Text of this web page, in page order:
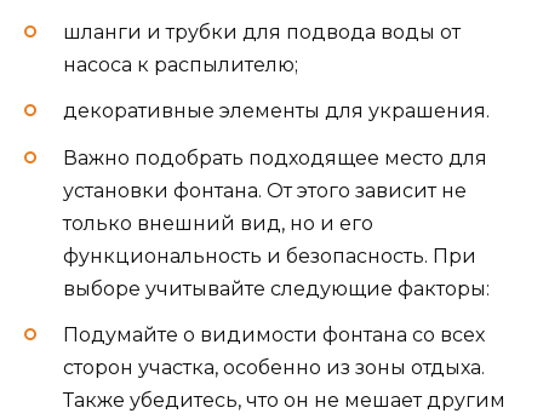
шланги и трубки для подвода воды от
насоса к распылителю;
декоративные элементы для украшения.
Важно подобрать подходящее место для
установки фонтана. От этого зависит не
только внешний вид, но и его
функциональность и безопасность. При
выборе учитывайте следующие факторы:
Подумайте о видимости фонтана со всех
сторон участка, особенно из зоны отдыха.
Также убедитесь, что он не мешает другим